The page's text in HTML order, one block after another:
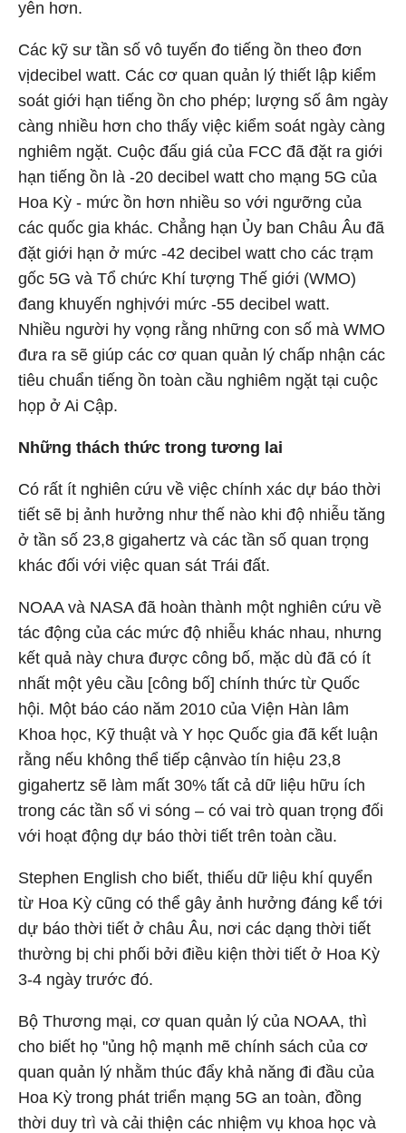
yên hơn.
Các kỹ sư tần số vô tuyến đo tiếng ồn theo đơn
vịdecibel watt. Các cơ quan quản lý thiết lập kiểm
soát giới hạn tiếng ồn cho phép; lượng số âm ngày
càng nhiều hơn cho thấy việc kiểm soát ngày càng
nghiêm ngặt. Cuộc đấu giá của FCC đã đặt ra giới
hạn tiếng ồn là -20 decibel watt cho mạng 5G của
Hoa Kỳ - mức ồn hơn nhiều so với ngưỡng của
các quốc gia khác. Chẳng hạn Ủy ban Châu Âu đã
đặt giới hạn ở mức -42 decibel watt cho các trạm
gốc 5G và Tổ chức Khí tượng Thế giới (WMO)
đang khuyến nghịvới mức -55 decibel watt.
Nhiều người hy vọng rằng những con số mà WMO
đưa ra sẽ giúp các cơ quan quản lý chấp nhận các
tiêu chuẩn tiếng ồn toàn cầu nghiêm ngặt tại cuộc
họp ở Ai Cập.
Những thách thức trong tương lai
Có rất ít nghiên cứu về việc chính xác dự báo thời
tiết sẽ bị ảnh hưởng như thế nào khi độ nhiễu tăng
ở tần số 23,8 gigahertz và các tần số quan trọng
khác đối với việc quan sát Trái đất.
NOAA và NASA đã hoàn thành một nghiên cứu về
tác động của các mức độ nhiễu khác nhau, nhưng
kết quả này chưa được công bố, mặc dù đã có ít
nhất một yêu cầu [công bố] chính thức từ Quốc
hội. Một báo cáo năm 2010 của Viện Hàn lâm
Khoa học, Kỹ thuật và Y học Quốc gia đã kết luận
rằng nếu không thể tiếp cậnvào tín hiệu 23,8
gigahertz sẽ làm mất 30% tất cả dữ liệu hữu ích
trong các tần số vi sóng – có vai trò quan trọng đối
với hoạt động dự báo thời tiết trên toàn cầu.
Stephen English cho biết, thiếu dữ liệu khí quyển
từ Hoa Kỳ cũng có thể gây ảnh hưởng đáng kể tới
dự báo thời tiết ở châu Âu, nơi các dạng thời tiết
thường bị chi phối bởi điều kiện thời tiết ở Hoa Kỳ
3-4 ngày trước đó.
Bộ Thương mại, cơ quan quản lý của NOAA, thì
cho biết họ "ủng hộ mạnh mẽ chính sách của cơ
quan quản lý nhằm thúc đẩy khả năng đi đầu của
Hoa Kỳ trong phát triển mạng 5G an toàn, đồng
thời duy trì và cải thiện các nhiệm vụ khoa học và